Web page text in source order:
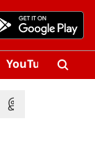
YouTube